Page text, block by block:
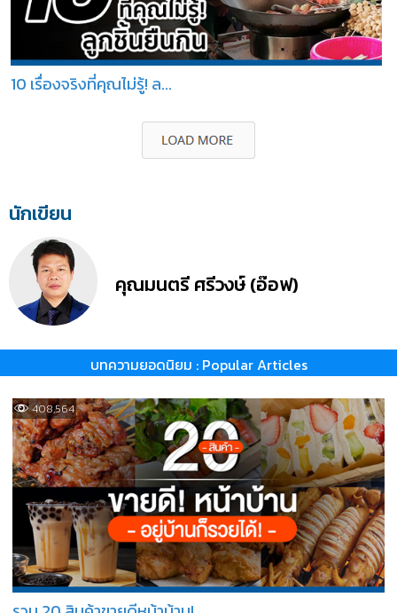
10 เรื่องจริงที่คุณไม่รู้! ล...
นักเขียน
คุณมนตรี ศรีวงษ์ (อ๊อฟ)
บทความยอดนิยม : Popular Articles
408,564